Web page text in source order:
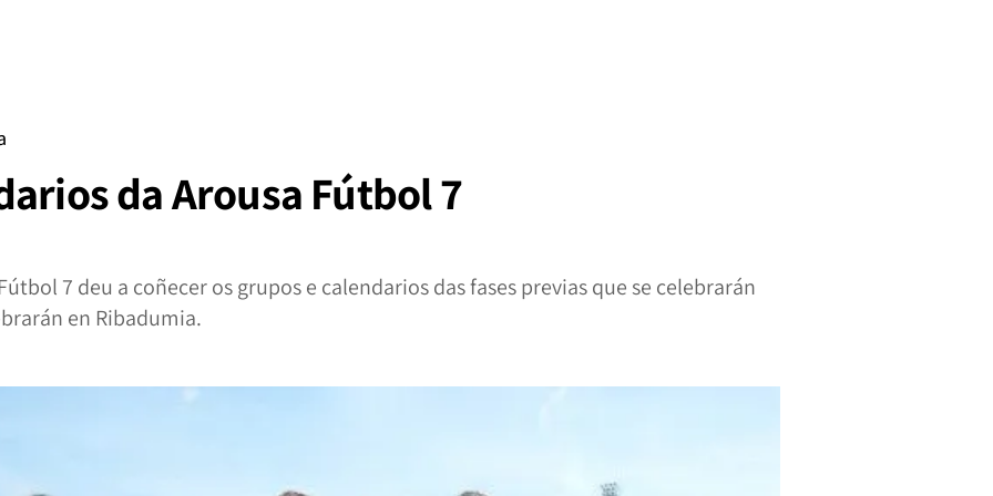
da Arousa Fútbol 7
7 deu a coñecer os grupos e calendarios das fases previas que se celebrarán
en Ribadumia.